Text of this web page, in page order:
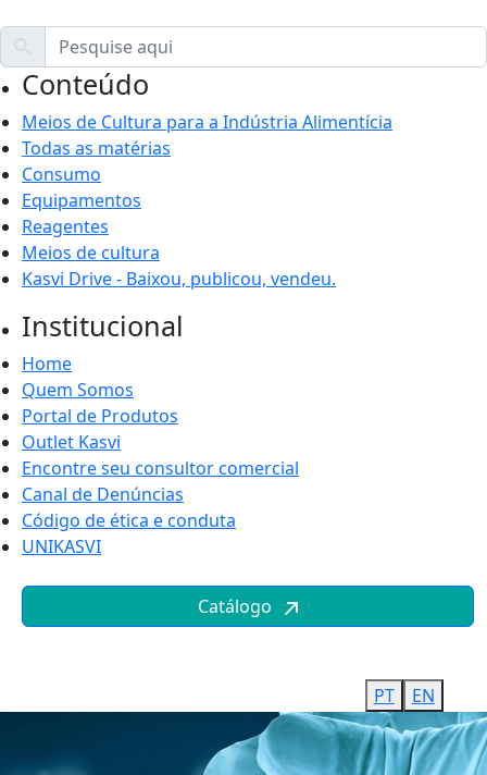
Conteúdo
Meios de Cultura para a Indústria Alimentícia
Todas as matérias
Consumo
Equipamentos
Reagentes
Meios de cultura
Kasvi Drive - Baixou, publicou, vendeu.
Institucional
Home
Quem Somos
Portal de Produtos
Outlet Kasvi
Encontre seu consultor comercial
Canal de Denúncias
Código de ética e conduta
UNIKASVI
Catálogo
PT EN